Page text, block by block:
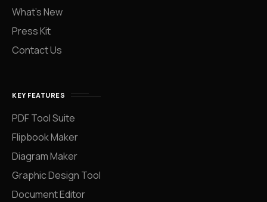
What’s New
Press Kit
Contact Us
KEY FEATURES
PDF Tool Suite
Flipbook Maker
Diagram Maker
Graphic Design Tool
Document Editor